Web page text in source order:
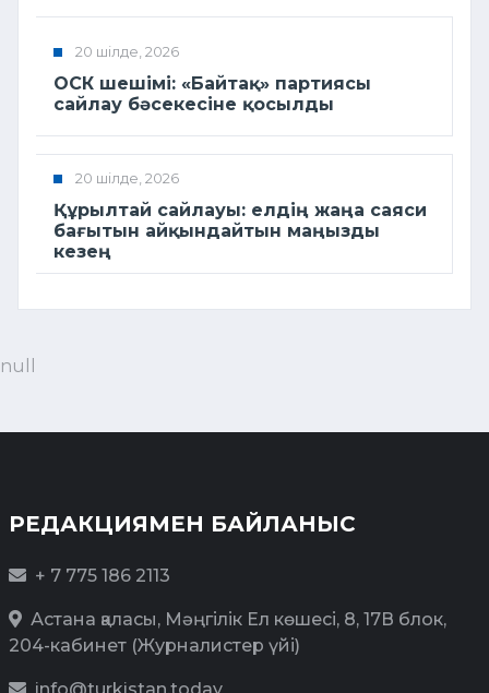
20 шілде, 2026
ОСК шешімі: «Байтақ» партиясы
сайлау бәсекесіне қосылды
20 шілде, 2026
Құрылтай сайлауы: елдің жаңа саяси
бағытын айқындайтын маңызды
кезең
null
РЕДАКЦИЯМЕН БАЙЛАНЫС
+ 7 775 186 2113
Астана қаласы, Мәңгілік Ел көшесі, 8, 17В блок,
204-кабинет (Журналистер үйі)
info@turkistan.today